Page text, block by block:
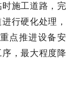
施工道路，完
行硬化处理，
点推进设备安
，最大程度降